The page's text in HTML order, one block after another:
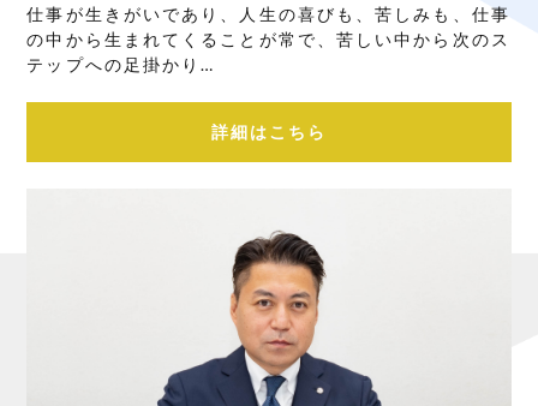
仕事が生きがいであり、人生の喜びも、苦しみも、仕事
の中から生まれてくることが常で、苦しい中から次のス
テップへの足掛かり…
詳細はこちら